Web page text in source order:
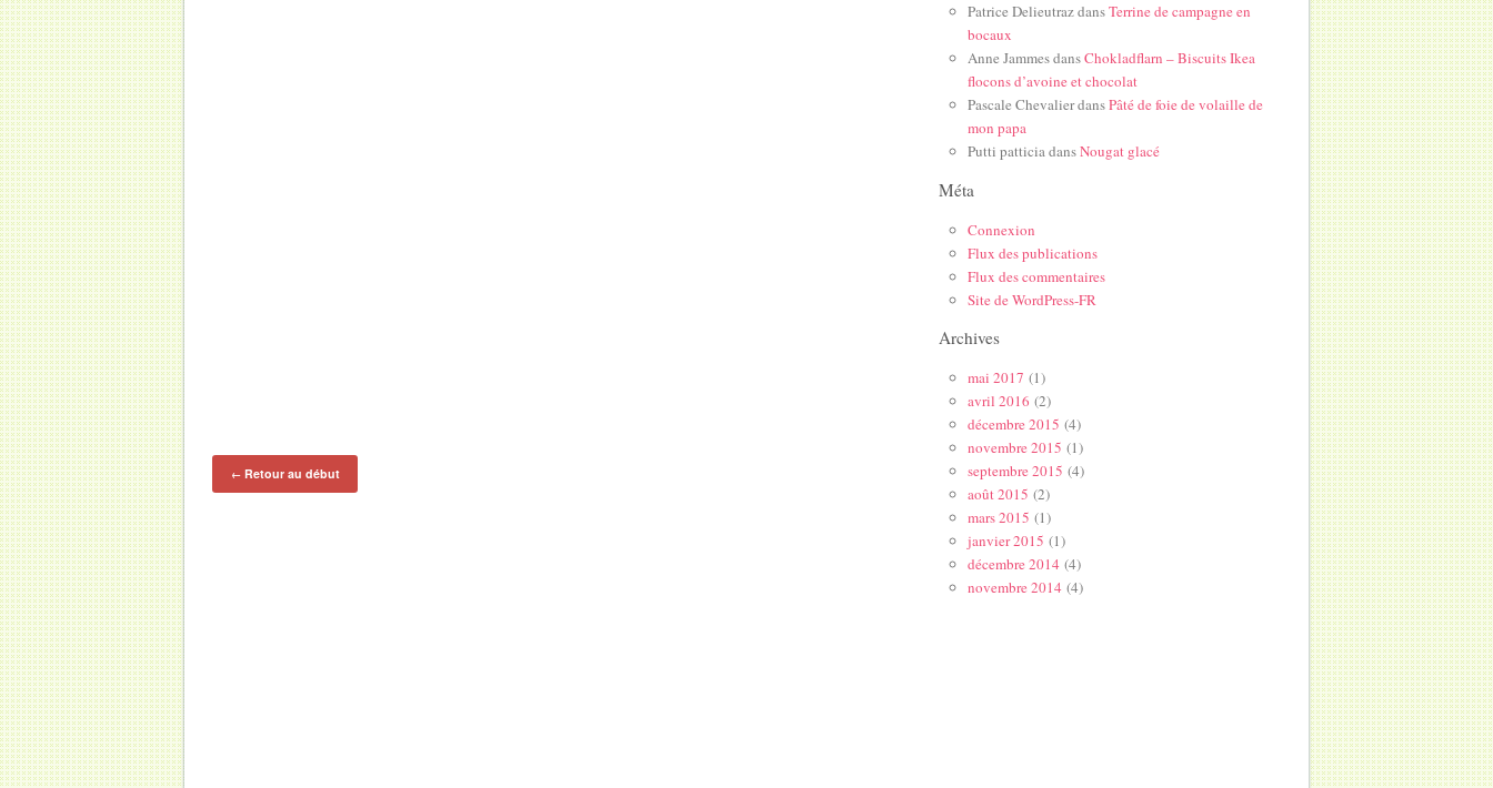
←Retour au début
Patrice DelieutrazdansTerrine de campagne en
bocaux
Anne JammesdansChokladflarn – Biscuits Ikea
flocons d’avoine et chocolat
Pascale ChevalierdansPâté de foie de volaille de
mon papa
Putti patticiadansNougat glacé
Méta
Connexion
Flux des publications
Flux des commentaires
Site de WordPress-FR
Archives
mai 2017 (1)
avril 2016 (2)
décembre 2015 (4)
novembre 2015 (1)
septembre 2015 (4)
août 2015 (2)
mars 2015 (1)
janvier 2015 (1)
décembre 2014 (4)
novembre 2014 (4)